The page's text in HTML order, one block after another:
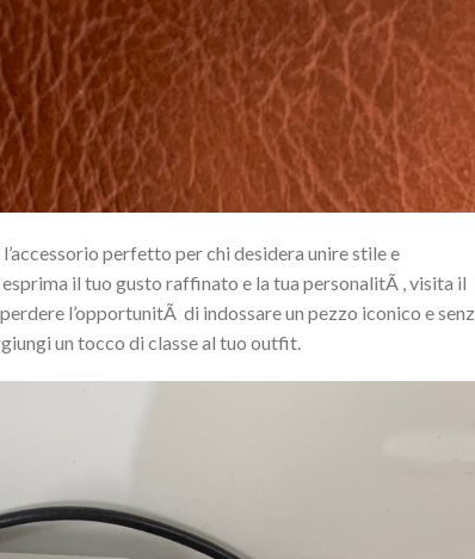
perfetto per chi desidera unire stile e
il tuo gusto raffinato e la tua personalitÃ , visita il
l’opportunitÃ di indossare un pezzo iconico e
un tocco di classe al tuo outfit.